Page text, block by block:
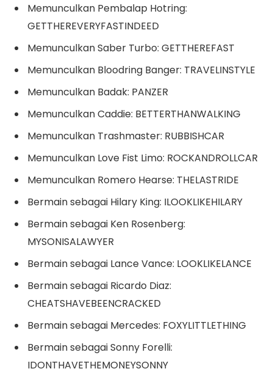
Memunculkan Pembalap Hotring:
GETTHEREVERYFASTINDEED
Memunculkan Saber Turbo: GETTHEREFAST
Memunculkan Bloodring Banger: TRAVELINSTYLE
Memunculkan Badak: PANZER
Memunculkan Caddie: BETTERTHANWALKING
Memunculkan Trashmaster: RUBBISHCAR
Memunculkan Love Fist Limo: ROCKANDROLLCAR
Memunculkan Romero Hearse: THELASTRIDE
Bermain sebagai Hilary King: ILOOKLIKEHILARY
Bermain sebagai Ken Rosenberg:
MYSONISALAWYER
Bermain sebagai Lance Vance: LOOKLIKELANCE
Bermain sebagai Ricardo Diaz:
CHEATSHAVEBEENCRACKED
Bermain sebagai Mercedes: FOXYLITTLETHING
Bermain sebagai Sonny Forelli:
IDONTHAVETHEMONEYSONNY